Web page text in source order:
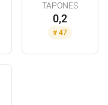
TAPONES
0,2
# 47